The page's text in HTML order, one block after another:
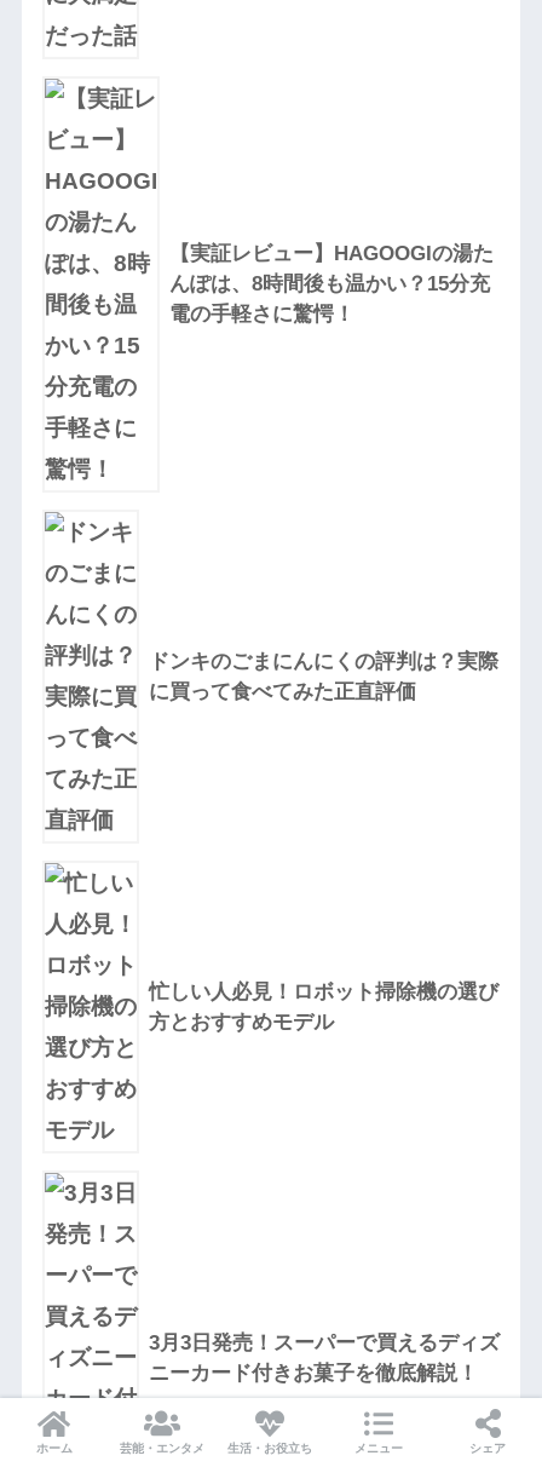
【実証レビュー】HAGOOGIの湯た
んぽは、8時間後も温かい？15分充
電の手軽さに驚愕！
ドンキのごまにんにくの評判は？実際
に買って食べてみた正直評価
忙しい人必見！ロボット掃除機の選び
方とおすすめモデル
3月3日発売！スーパーで買えるディズ
ニーカード付きお菓子を徹底解説！
ホーム 芸能・エンタメ 生活・お役立ち メニュー シェア